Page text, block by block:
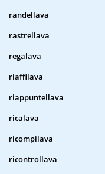
randellava
rastrellava
regalava
riaffilava
riappuntellava
ricalava
ricompilava
ricontrollava